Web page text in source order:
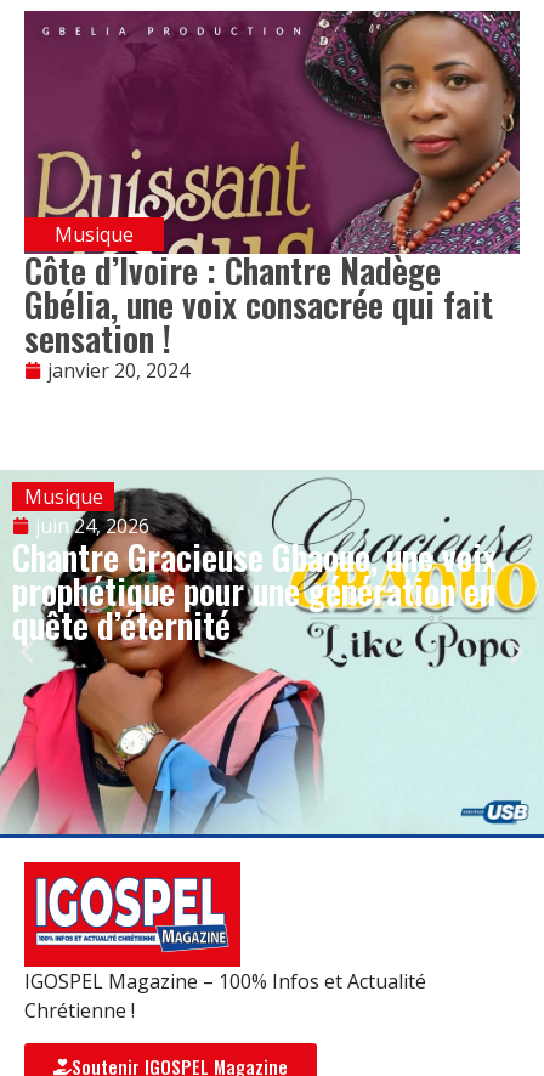
Musique
Côte d’Ivoire : Chantre Nadège
Gbélia, une voix consacrée qui fait
sensation !
janvier 20, 2024
Musique
juin 24, 2026
Chantre Gracieuse Gbaouo, une voix
prophétique pour une génération en
quête d’éternité
IGOSPEL Magazine – 100% Infos et Actualité
Chrétienne !
Soutenir IGOSPEL Magazine